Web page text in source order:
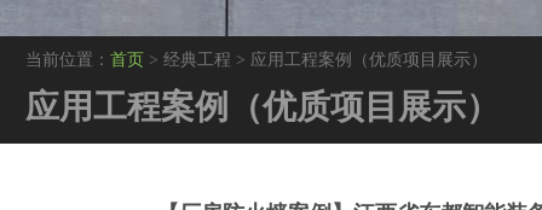
当前位置： 首页 > 经典工程 > 应用工程案例（优质项目展示）
应用工程案例（优质项目展示）